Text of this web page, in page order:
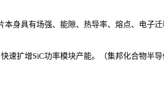
身具有场强、能隙、热导率、熔点、电子
扩增SiC功率模块产能。（集邦化合物半导